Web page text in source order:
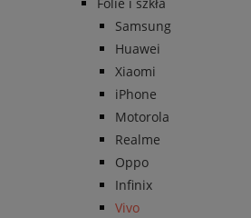
Samsung
Huawei
Xiaomi
iPhone
Motorola
Realme
Oppo
Infinix
Vivo